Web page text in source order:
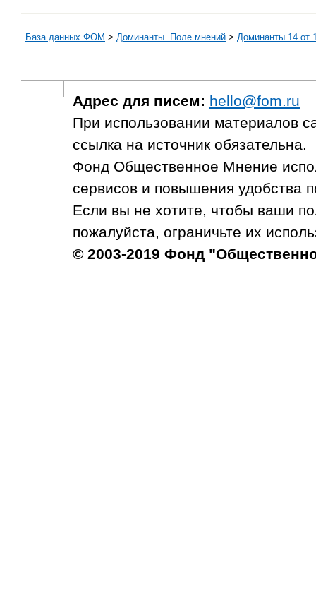
База данных ФОМ > Доминанты. Поле мнений > Доминанты 14 от
Адрес для писем: hello@fom.ru
При использовании материалов
ссылка на источник обязательна.
Фонд Общественное Мнение
сервисов и повышения удобства
Если вы не хотите, чтобы ваши
пожалуйста, ограничьте их
© 2003-2019 Фонд